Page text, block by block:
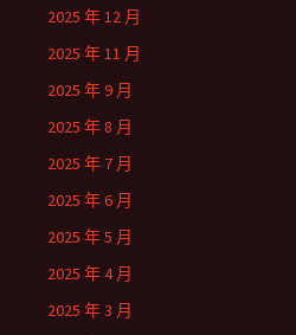
2025 年 12 月
2025 年 11 月
2025 年 9 月
2025 年 8 月
2025 年 7 月
2025 年 6 月
2025 年 5 月
2025 年 4 月
2025 年 3 月